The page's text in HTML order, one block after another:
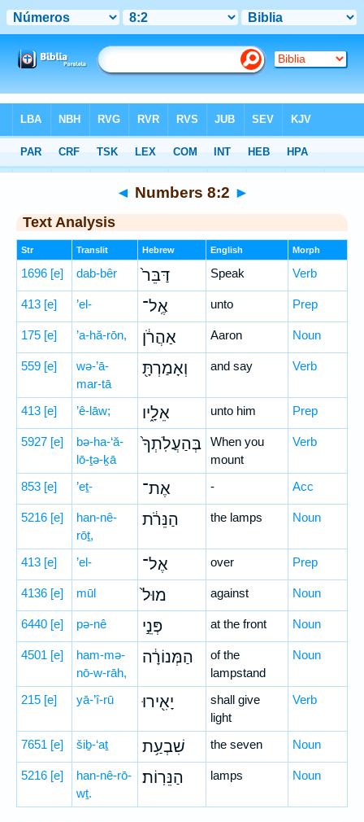
Hebrew> Numbers 8:2
◄ Numbers 8:2 ►
Text Analysis
Str Translit Hebrew English Morph
1696 [e] dab-bêr דַּבֵּר֙ Speak Verb
413 [e] ’el- אֶֽל־ unto Prep
175 [e] ’a-hă-rōn, אַהֲרֹ֔ן Aaron Noun
559 [e]
wə-’ā-
mar-tā
וְאָמַרְתָּ֖ and say Verb
413 [e] ’ê-lāw; אֵלָ֑יו unto him Prep
5927 [e]
bə-ha-‘ă-
lō-ṯə-ḵā
בְּהַעֲלֹֽתְךָ֙
When you
mount
Verb
853 [e] ’eṯ- אֶת־ - Acc
5216 [e]
han-nê-
rōṯ,
הַנֵּרֹ֔ת the lamps Noun
413 [e] ’el- אֶל־ over Prep
4136 [e] mūl מוּל֙ against Noun
6440 [e] pə-nê פְּנֵ֣י at the front Noun
4501 [e]
ham-mə-
nō-w-rāh,
הַמְּנוֹרָ֔ה
of the
lampstand
Noun
215 [e] yā-’î-rū יָאִ֖ירוּ
shall give
light
Verb
7651 [e] šiḇ-‘aṯ שִׁבְעַ֥ת the seven Noun
5216 [e]
han-nê-rō-
wṯ.
הַנֵּרֽוֹת׃ lamps Noun